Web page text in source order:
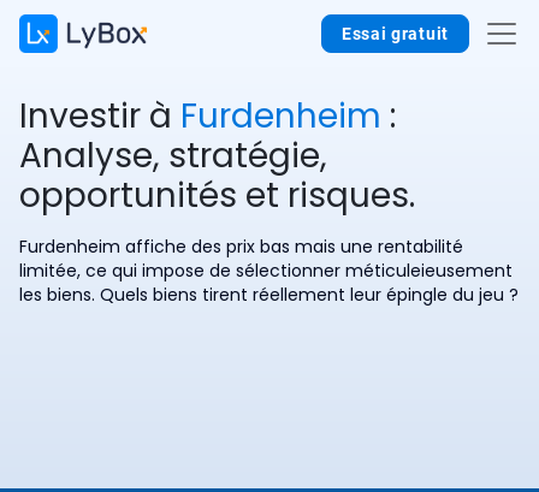
Essai gratuit
Investir à Furdenheim :
Analyse, stratégie,
opportunités et risques.
Furdenheim affiche des prix bas mais une rentabilité
limitée, ce qui impose de sélectionner méticuleieusement
les biens. Quels biens tirent réellement leur épingle du jeu ?